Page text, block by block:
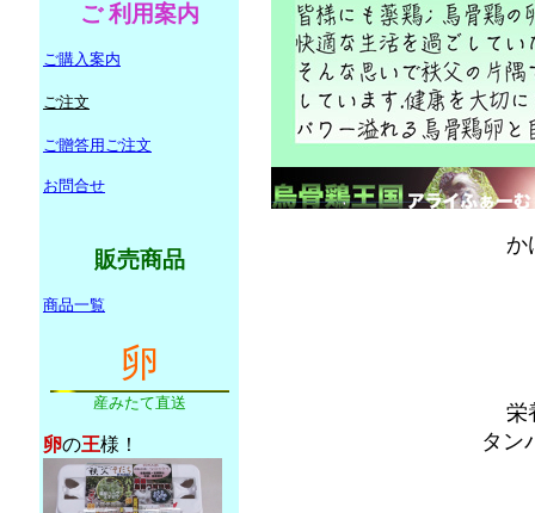
ご 利用案内
ご購入案内
ご注文
ご贈答用ご注文
お問合せ
販売商品
商品一覧
卵
産みたて直送
卵の王様！
か
栄
タン